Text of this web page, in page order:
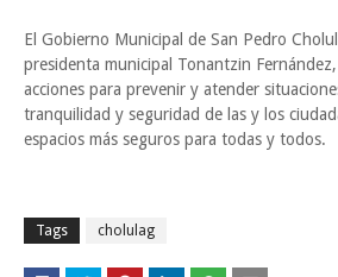
El Gobierno Municipal de San Pedro
presidenta municipal Tonantzin
acciones para prevenir y atender
tranquilidad y seguridad de las y los
espacios más seguros para todas y todos.
Tags cholulag